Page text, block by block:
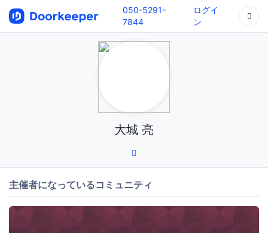
050-5291-
7844
ログイ
ン
大城 亮
主催者になっているコミュニティ